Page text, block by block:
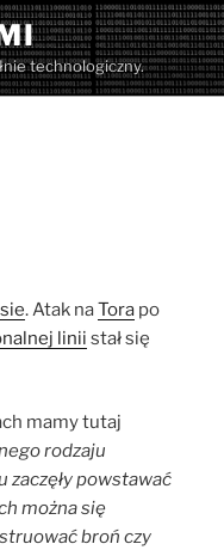
technologiczny.
. Atak naTora po
linii stał się
mamy tutaj
rodzaju
zaczęły powstawać
można się
broń czy